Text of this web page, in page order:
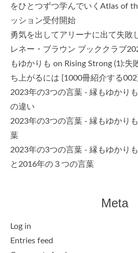
をひとつずつ学んでいくAtlas of
ッション受付開始
勇気を出してアリーナに出て失敗
レネー・ブラウン ブッククラブ
もゆかりも on Rising Strong (1):失
ち上がるには [1000冊紹介する002]
2023年の3つの言葉 - 縁もゆかりも
の違い
2023年の3つの言葉 - 縁もゆかりも
葉
2023年の3つの言葉 - 縁もゆかりも
と2016年の３つの言葉
Meta
Log in
Entries feed